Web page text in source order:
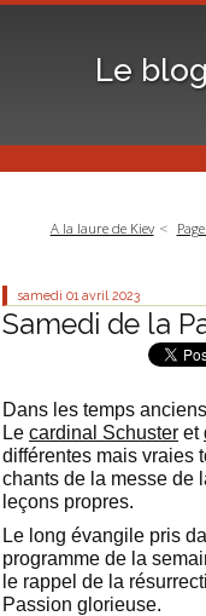
Le
A la laure de Kiev
samedi 01 avril 2023
Samedi de la
Dans les temps
Le cardinal Schuster et
différentes mais vraies
chants de la messe de
leçons propres.
Le long évangile pris
programme de la
le rappel de la
Passion glorieuse.